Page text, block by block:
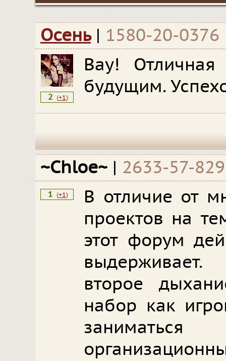
Осень | 1580-20-0376
2 (+1)
Вау!
будущим.
~Chloe~ | 2633-57-
1 (+1)
В отличие от
проектов на
этот форум
второе
набор как